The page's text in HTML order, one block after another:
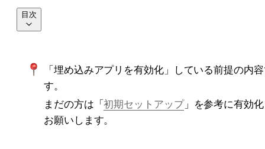
「埋め込みアプリを有効化」している前提の内
す。
まだの方は「初期セットアップ」を参考に有効
お願いします。
目次